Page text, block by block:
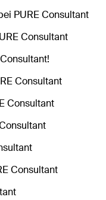
PURE Consultant
Consultant
Consultant
Consultant
Consultant